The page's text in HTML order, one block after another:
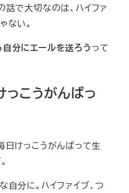
話で大切なのは、ハイファ
ない。
分にエールを送ろうって
っこうがんばっ
日けっこうがんばって生
自分に。ハイファイブ、つ